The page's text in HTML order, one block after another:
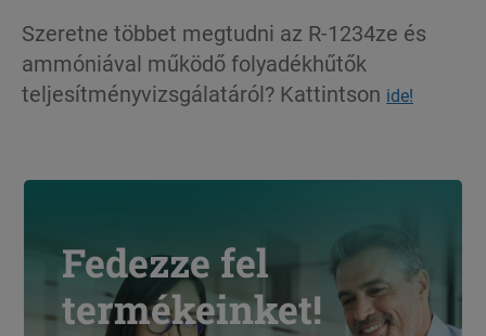
Szeretne többet megtudni az R-1234ze és
ammóniával működő folyadékhűtők
teljesítményvizsgálatáról? Kattintson ide!
Fedezze fel
termékeinket!